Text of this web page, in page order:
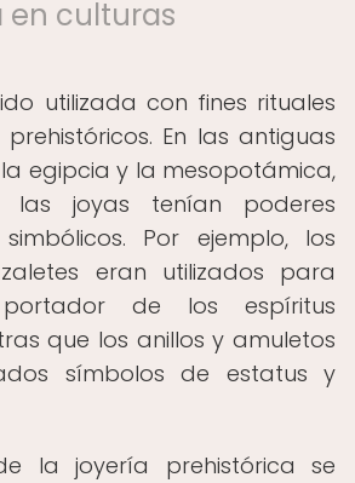
en culturas
utilizada con fines rituales
En las antiguas
egipcia y la mesopotámica,
joyas tenían poderes
Por ejemplo, los
eran utilizados para
de los espíritus
que los anillos y amuletos
símbolos de estatus y
la joyería prehistórica se